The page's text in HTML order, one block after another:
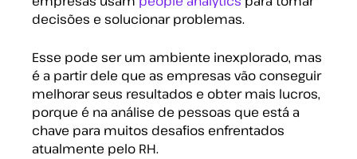
decisões e solucionar problemas.
Esse pode ser um ambiente inexplorado, mas
é a partir dele que as empresas vão conseguir
melhorar seus resultados e obter mais lucros,
porque é na análise de pessoas que está a
chave para muitos desafios enfrentados
atualmente pelo RH.